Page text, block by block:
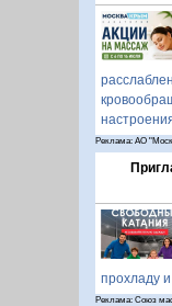
Реклама: АО
прохладу
Реклама: Союз